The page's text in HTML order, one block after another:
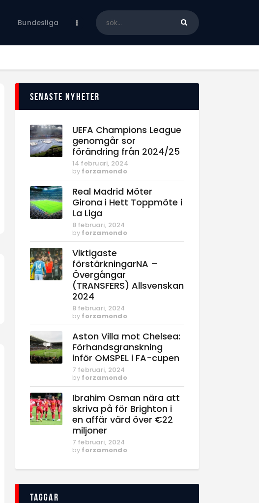
Bundesliga
Senaste nyheter
UEFA Champions League
genomgår sor
förändring från 2024/25
14 februari, 2024
by forzamondo
Real Madrid Möter
Girona i Hett Toppmöte i
La Liga
8 februari, 2024
by forzamondo
Viktigaste
förstärkningarNA –
Övergångar
(TRANSFERS) Allsvenskan
2024
8 februari, 2024
by forzamondo
Aston Villa mot Chelsea:
Förhandsgranskning
inför OMSPEL i FA-cupen
7 februari, 2024
by forzamondo
Ibrahim Osman nära att
skriva på för Brighton i
en affär värd över €22
miljoner
7 februari, 2024
by forzamondo
Taggar